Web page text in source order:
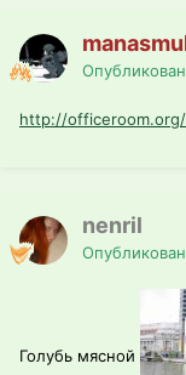
http://officeroom.org/
nenril
Голубь мясной